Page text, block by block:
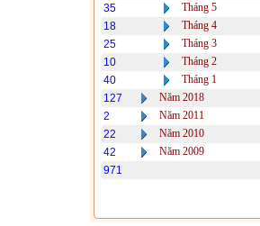
35
Tháng 5
18
Tháng 4
25
Tháng 3
10
Tháng 2
40
Tháng 1
127
Năm 2018
2
Năm 2011
22
Năm 2010
42
Năm 2009
971